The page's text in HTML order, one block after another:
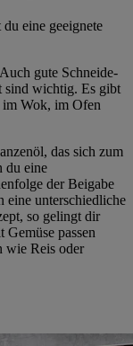
eine geeignete
gute Schneide-
sind wichtig. Es gibt
im Wok, im Ofen
das sich zum
du eine
der Beigabe
eine unterschiedliche
so gelingt dir
passen
wie Reis oder